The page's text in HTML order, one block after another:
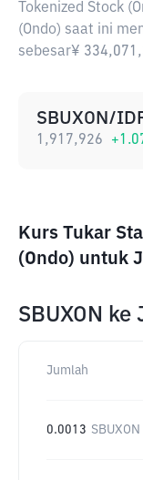
Tokenized Stock
(Ondo) saat ini
sebesar¥
SBUXON/
1,917,926 +
Kurs Tukar
(Ondo) untuk
SBUXON ke
Jumlah
0.0013 SBUXON